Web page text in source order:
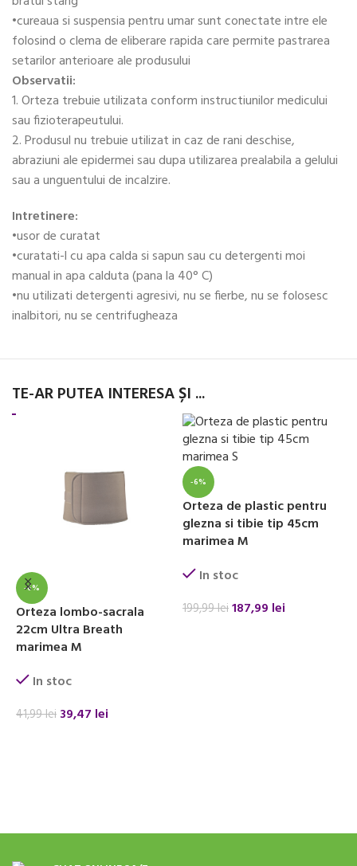
•cureaua si suspensia pentru umar sunt conectate intre ele
folosind o clema de eliberare rapida care permite pastrarea
setarilor anterioare ale produsului
Observatii:
1. Orteza trebuie utilizata conform instructiunilor medicului
sau fizioterapeutului.
2. Produsul nu trebuie utilizat in caz de rani deschise,
abraziuni ale epidermei sau dupa utilizarea prealabila a gelului
sau a unguentului de incalzire.
Intretinere:
•usor de curatat
•curatati-l cu apa calda si sapun sau cu detergenti moi
manual in apa calduta (pana la 40° C)
•nu utilizati detergenti agresivi, nu se fierbe, nu se folosesc
inalbitori, nu se centrifugheaza
TE-AR PUTEA INTERESA ȘI ...
-6%
Orteza lombo-sacrala
22cm Ultra Breath
marimea M
In stoc
41,99lei 39,47 lei
-6%
Orteza de plastic pentru
glezna si tibie tip 45cm
marimea M
In stoc
199,99lei187,99 lei